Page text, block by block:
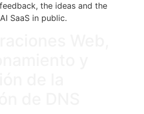
the ideas and the
SaaS in public.